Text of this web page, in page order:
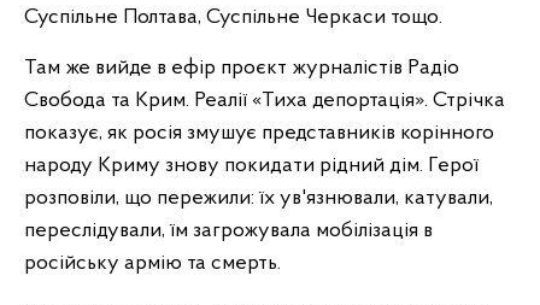
Суспільне Полтава, Суспільне Черкаси тощо.
Там же вийде в ефір проєкт журналістів Радіо
Свобода та Крим. Реалії «Тиха депортація». Стрічка
показує, як росія змушує представників корінного
народу Криму знову покидати рідний дім. Герої
розповіли, що пережили: їх ув'язнювали, катували,
переслідували, їм загрожувала мобілізація в
російську армію та смерть.